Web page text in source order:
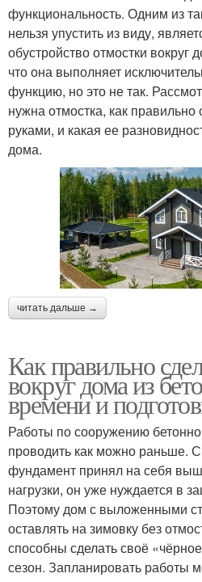
функциональность. Одним из
нельзя упустить из виду,
обустройство отмостки вокруг
что она выполняет
функцию, но это не так.
нужна отмостка, как правильно
руками, и какая ее
дома.
читать дальше →
Как правильно
вокруг дома из
времени и
Работы по сооружению
проводить как можно раньше.
фундамент принял на себя
нагрузки, он уже нуждается в
Поэтому дом с выложенными
оставлять на зимовку без
способны сделать своё
сезон. Запланировать работы